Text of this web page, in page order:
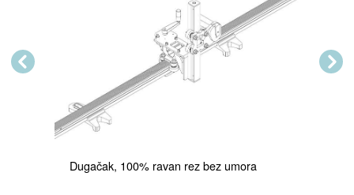
Dugačak, 100% ravan rez bez umora
Previous Next